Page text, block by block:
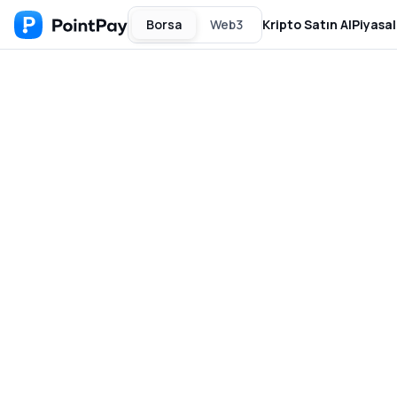
Borsa Web3 Kripto Satın Al